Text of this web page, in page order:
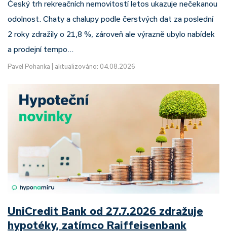
Český trh rekreačních nemovitostí letos ukazuje nečekanou
odolnost. Chaty a chalupy podle čerstvých dat za poslední
2 roky zdražily o 21,8 %, zároveň ale výrazně ubylo nabídek
a prodejní tempo…
Pavel Pohanka aktualizováno: 04.08.2026
UniCredit Bank od 27.7.2026 zdražuje
hypotéky, zatímco Raiffeisenbank